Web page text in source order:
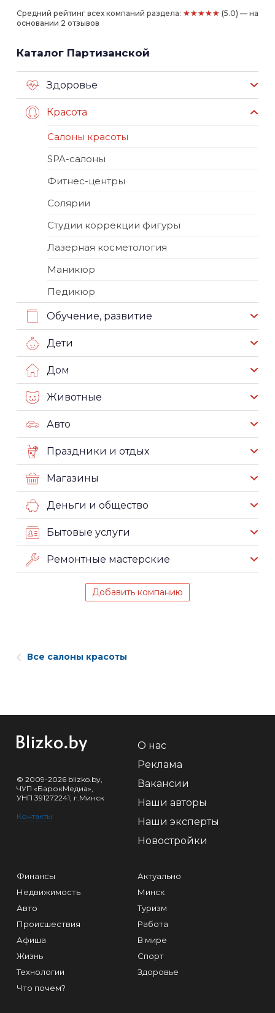
Средний рейтинг всех компаний раздела: ★★★★★ (5.0) — на
основании 2 отзывов
Каталог Партизанской
Здоровье
Красота
Салоны красоты
SPA-салоны
Фитнес-центры
Солярии
Студии коррекции фигуры
Лазерная косметология
Маникюр
Педикюр
Обучение, развитие
Дети
Дом
Животные
Авто
Праздники и отдых
Магазины
Деньги и общество
Бытовые услуги
Ремонтные мастерские
Добавить компанию
Все салоны красоты
© 2009-2026 blizko.by,
ЧУП «БарокМедиа»,
УНП 391272241, г.Минск
Контакты
О нас
Реклама
Вакансии
Наши авторы
Наши эксперты
Новостройки
Финансы
Недвижимость
Авто
Происшествия
Афиша
Жизнь
Технологии
Что почем?
Актуально
Минск
Туризм
Работа
В мире
Спорт
Здоровье